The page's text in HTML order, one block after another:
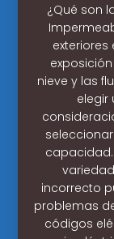
¿Qué son
nieve y las
elegir
capacidad.
incorrecto
problemas
códigos